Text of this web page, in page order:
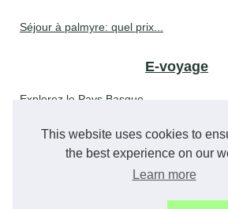
This website uses cookies to
the best experience on our
Learn more
Séjour à palmyre: quel prix...
E-voyage
Explorez le Pays Basque...
Découvrez les meilleures...
Profitez d'un hébergement...
Explorer la Sardaigne de luxe...